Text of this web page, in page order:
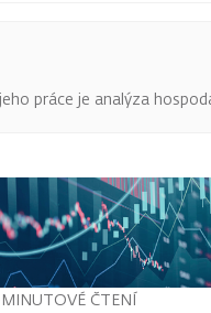
práce je analýza
ČTENÍ